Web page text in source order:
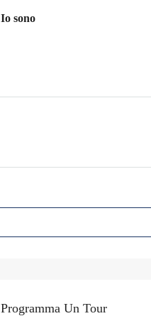
Io sono
Programma Un Tour